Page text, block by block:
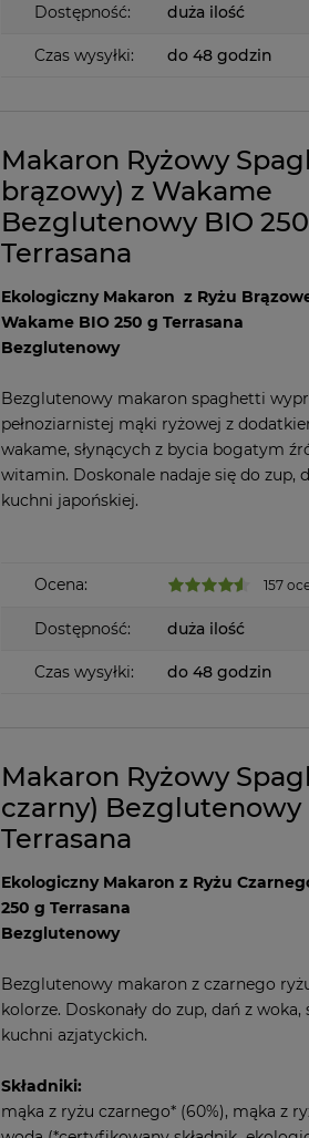
Dostępność: duża ilość
Czas wysyłki: do 48 godzin
Makaron Ryżowy
brązowy) z Wakame
Bezglutenowy BIO
Terrasana
Ekologiczny Makaron z Ryżu
Wakame BIO 250 g Terrasana
Bezglutenowy
Bezglutenowy makaron spaghetti
pełnoziarnistej mąki ryżowej z
wakame, słynących z bycia bogatym
witamin. Doskonale nadaje się do zup,
kuchni japońskiej.
Ocena: 157
Dostępność: duża ilość
Czas wysyłki: do 48 godzin
Makaron Ryżowy
czarny) Bezglutenowy
Terrasana
Ekologiczny Makaron z Ryżu
250 g Terrasana
Bezglutenowy
Bezglutenowy makaron z czarnego
kolorze. Doskonały do zup, dań z woka,
kuchni azjatyckich.
Składniki:
mąka z ryżu czarnego* (60%), mąka z